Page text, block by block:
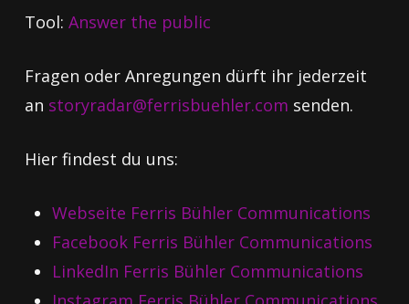
Tool: Answer the public
Fragen oder Anregungen dürft ihr jederzeit
an storyradar@ferrisbuehler.com senden.
Hier findest du uns:
Webseite Ferris Bühler Communications
Facebook Ferris Bühler Communications
LinkedIn Ferris Bühler Communications